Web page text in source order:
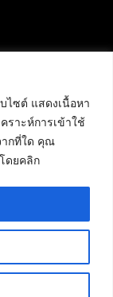
ไซต์ แสดงเนื้อหา
ราะห์การเข้าใช้
ากที่ใด คุณ
ดยคลิก
94 ถนน